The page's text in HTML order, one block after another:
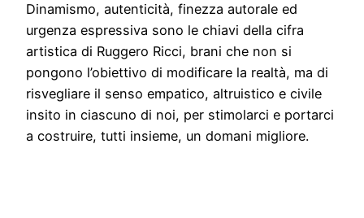
Dinamismo, autenticità, finezza autorale ed
urgenza espressiva sono le chiavi della cifra
artistica di Ruggero Ricci, brani che non si
pongono l’obiettivo di modificare la realtà, ma di
risvegliare il senso empatico, altruistico e civile
insito in ciascuno di noi, per stimolarci e portarci
a costruire, tutti insieme, un domani migliore.